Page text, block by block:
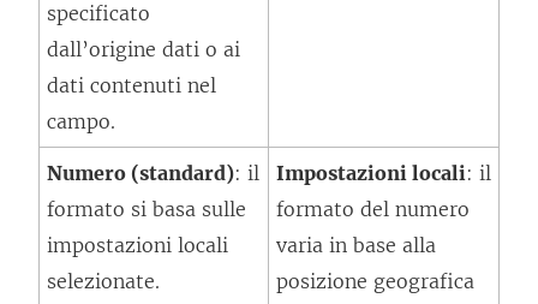
specificato
dall’origine dati o ai
dati contenuti nel
campo.
Numero (standard): il
formato si basa sulle
impostazioni locali
selezionate.
Impostazioni locali: il
formato del numero
varia in base alla
posizione geografica